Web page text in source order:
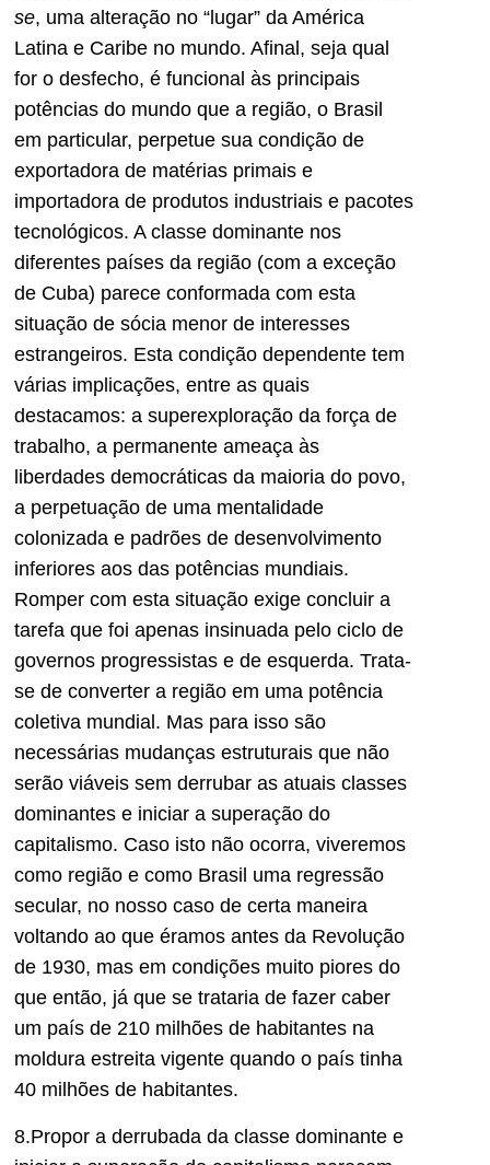
se, uma alteração no “lugar” da América
Latina e Caribe no mundo. Afinal, seja qual
for o desfecho, é funcional às principais
potências do mundo que a região, o Brasil
em particular, perpetue sua condição de
exportadora de matérias primais e
importadora de produtos industriais e pacotes
tecnológicos. A classe dominante nos
diferentes países da região (com a exceção
de Cuba) parece conformada com esta
situação de sócia menor de interesses
estrangeiros. Esta condição dependente tem
várias implicações, entre as quais
destacamos: a superexploração da força de
trabalho, a permanente ameaça às
liberdades democráticas da maioria do povo,
a perpetuação de uma mentalidade
colonizada e padrões de desenvolvimento
inferiores aos das potências mundiais.
Romper com esta situação exige concluir a
tarefa que foi apenas insinuada pelo ciclo de
governos progressistas e de esquerda. Trata-
se de converter a região em uma potência
coletiva mundial. Mas para isso são
necessárias mudanças estruturais que não
serão viáveis sem derrubar as atuais classes
dominantes e iniciar a superação do
capitalismo. Caso isto não ocorra, viveremos
como região e como Brasil uma regressão
secular, no nosso caso de certa maneira
voltando ao que éramos antes da Revolução
de 1930, mas em condições muito piores do
que então, já que se trataria de fazer caber
um país de 210 milhões de habitantes na
moldura estreita vigente quando o país tinha
40 milhões de habitantes.
8.Propor a derrubada da classe dominante e